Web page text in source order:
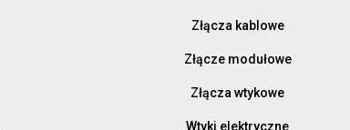
Złącza kablowe
Złącze modułowe
Złącza wtykowe
Wtyki elektryczne